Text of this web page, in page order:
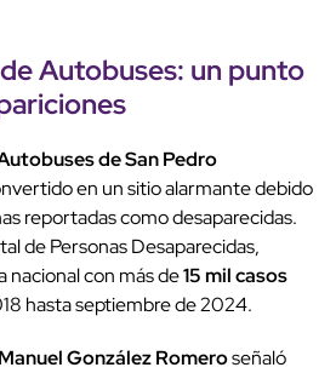
Autobuses: un punto
de San Pedro
en un sitio alarmante debido
reportadas como desaparecidas.
de Personas Desaparecidas,
nacional con más de15 mil casos
hasta septiembre de 2024.
González Romeroseñaló